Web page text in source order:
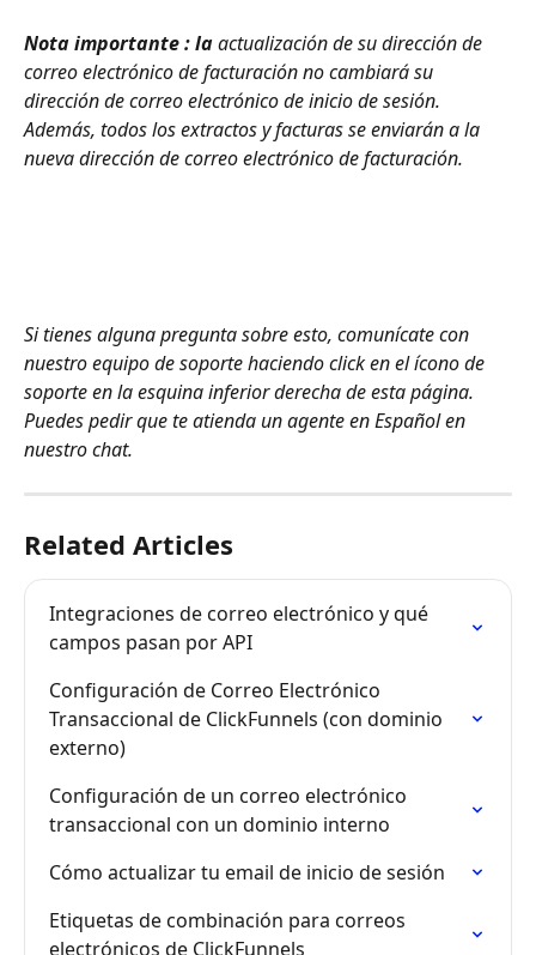
Nota importante : la actualización de su dirección de
correo electrónico de facturación no cambiará su
dirección de correo electrónico de inicio de sesión.
Además, todos los extractos y facturas se enviarán a la
nueva dirección de correo electrónico de facturación.
Si tienes alguna pregunta sobre esto, comunícate con
nuestro equipo de soporte haciendo click en el ícono de
soporte en la esquina inferior derecha de esta página.
Puedes pedir que te atienda un agente en Español en
nuestro chat.
Related Articles
Integraciones de correo electrónico y qué
campos pasan por API
Configuración de Correo Electrónico
Transaccional de ClickFunnels (con dominio
externo)
Configuración de un correo electrónico
transaccional con un dominio interno
Cómo actualizar tu email de inicio de sesión
Etiquetas de combinación para correos
electrónicos de ClickFunnels